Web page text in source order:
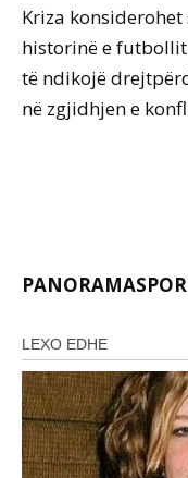
Kriza
historinë e
të ndikojë
në zgjidhjen e